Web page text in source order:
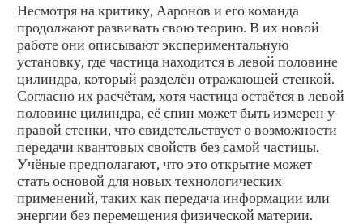
Несмотря на критику, Ааронов и его команда
продолжают развивать свою теорию. В их новой
работе они описывают экспериментальную
установку, где частица находится в левой половине
цилиндра, который разделён отражающей стенкой.
Согласно их расчётам, хотя частица остаётся в левой
половине цилиндра, её спин может быть измерен у
правой стенки, что свидетельствует о возможности
передачи квантовых свойств без самой частицы.
Учёные предполагают, что это открытие может
стать основой для новых технологических
применений, таких как передача информации или
энергии без перемещения физической материи.